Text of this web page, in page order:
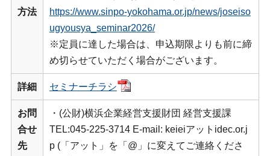
方法
https://www.sinpo-yokohama.or.jp/news/joseiso
ugyousya_seminar2026/
※定員に達した場合は、申込期限よりも前に締
め切らせていただく場合がございます。
詳細 セミナーチラシ
お問
合せ
先
・(公財)横浜企業経営支援財団 経営支援課
TEL:045-225-3714 E-mail: keieiアットidec.or.j
p (「アット」を「@」に変えてご連絡くださ